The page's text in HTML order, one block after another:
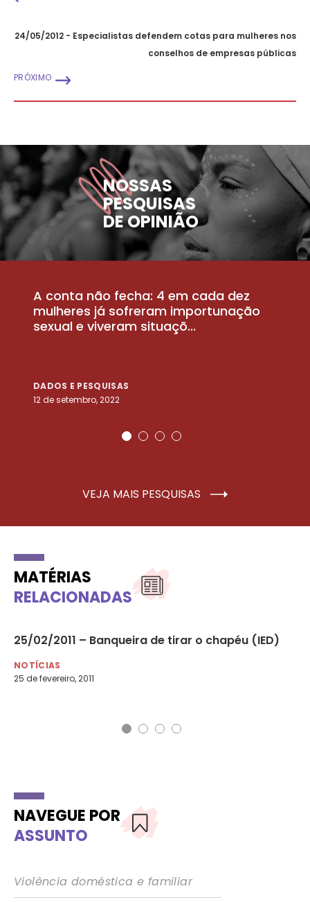
24/05/2012 - Especialistas defendem cotas para mulheres nos
conselhos de empresas públicas
PRÓXIMO
NOSSAS
PESQUISAS
DE OPINIÃO
A conta não fecha: 4 em cada dez
mulheres já sofreram importunação
sexual e viveram situaçõ...
DADOS E PESQUISAS
12 de setembro, 2022
VEJA MAIS PESQUISAS
MATÉRIAS
RELACIONADAS
25/02/2011 – Banqueira de tirar o chapéu (IED)
NOTÍCIAS
25 de fevereiro, 2011
NAVEGUE POR
ASSUNTO
Violência doméstica e familiar